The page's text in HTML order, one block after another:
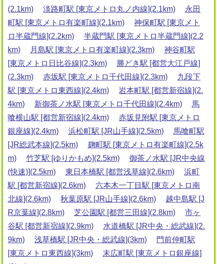
(2.1km)
淡路町駅 [東京メトロ丸ノ内線](2.1km)
永田
町駅 [東京メトロ有楽町線](2.1km)
神保町駅 [東京メト
ロ半蔵門線](2.2km)
半蔵門駅 [東京メトロ半蔵門線](2.2
km)
月島駅 [東京メトロ有楽町線](2.3km)
神谷町駅
[東京メトロ日比谷線](2.3km)
勝どき駅 [都営大江戸線]
(2.3km)
赤坂駅 [東京メトロ千代田線](2.3km)
九段下
駅 [東京メトロ東西線](2.4km)
岩本町駅 [都営新宿線](2.
4km)
新御茶ノ水駅 [東京メトロ千代田線](2.4km)
馬
喰横山駅 [都営新宿線](2.4km)
赤坂見附駅 [東京メトロ
銀座線](2.4km)
浜松町駅 [JR山手線](2.5km)
馬喰町駅
[JR総武本線](2.5km)
麹町駅 [東京メトロ有楽町線](2.5k
m)
竹芝駅 [ゆりかもめ](2.5km)
御茶ノ水駅 [JR中央線
(快速)](2.5km)
東日本橋駅 [都営浅草線](2.6km)
浜町
駅 [都営新宿線](2.6km)
六本木一丁目駅 [東京メトロ南
北線](2.6km)
秋葉原駅 [JR山手線](2.6km)
越中島駅 [J
R京葉線](2.8km)
芝公園駅 [都営三田線](2.8km)
市ヶ
谷駅 [都営新宿線](2.9km)
水道橋駅 [JR中央・総武線](2.
9km)
浅草橋駅 [JR中央・総武線](3km)
門前仲町駅
[東京メトロ東西線](3km)
末広町駅 [東京メトロ銀座線]